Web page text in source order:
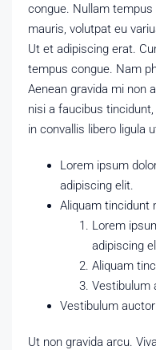
congue. Nullam
mauris, volutpat eu
Ut et adipiscing erat.
tempus congue. Nam
Aenean gravida mi non
nisi a faucibus
in convallis libero ligula
Lorem ipsum
adipiscing elit.
Aliquam tincidunt
Lorem
adipiscing
Aliquam
Vestibulum
Vestibulum
Ut non gravida arcu.